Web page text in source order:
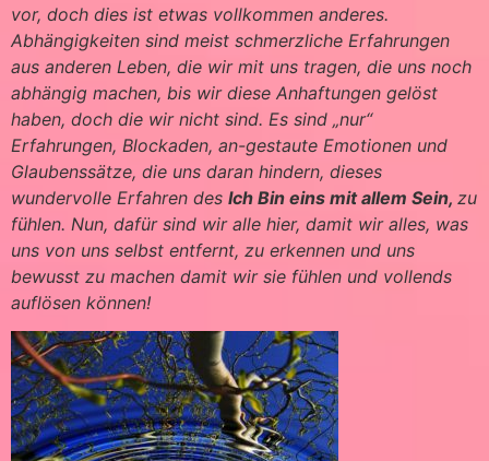
vor, doch dies ist etwas vollkommen anderes.
Abhängigkeiten sind meist schmerzliche Erfahrungen
aus anderen Leben, die wir mit uns tragen, die uns noch
abhängig machen, bis wir diese Anhaftungen gelöst
haben, doch die wir nicht sind. Es sind „nur“
Erfahrungen, Blockaden, an-gestaute Emotionen und
Glaubenssätze, die uns daran hindern, dieses
wundervolle Erfahren des Ich Bin eins mit allem Sein, zu
fühlen. Nun, dafür sind wir alle hier, damit wir alles, was
uns von uns selbst entfernt, zu erkennen und uns
bewusst zu machen damit wir sie fühlen und vollends
auflösen können!